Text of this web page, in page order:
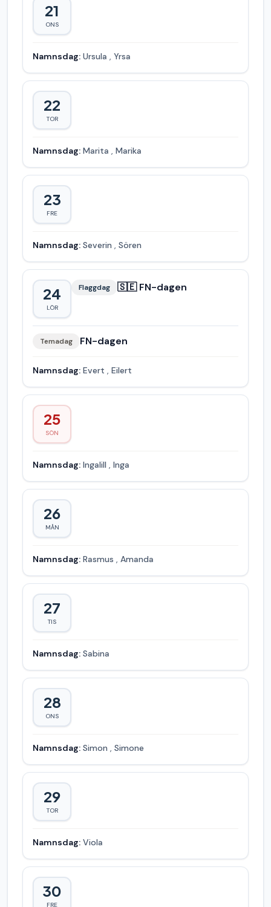
21
ONS
Namnsdag: Ursula , Yrsa
22
TOR
Namnsdag: Marita , Marika
23
FRE
Namnsdag: Severin , Sören
24
LÖR
Flaggdag 🇸🇪 FN-dagen
Temadag FN-dagen
Namnsdag: Evert , Eilert
25
SÖN
Namnsdag: Ingalill , Inga
26
MÅN
Namnsdag: Rasmus , Amanda
27
TIS
Namnsdag: Sabina
28
ONS
Namnsdag: Simon , Simone
29
TOR
Namnsdag: Viola
30
FRE